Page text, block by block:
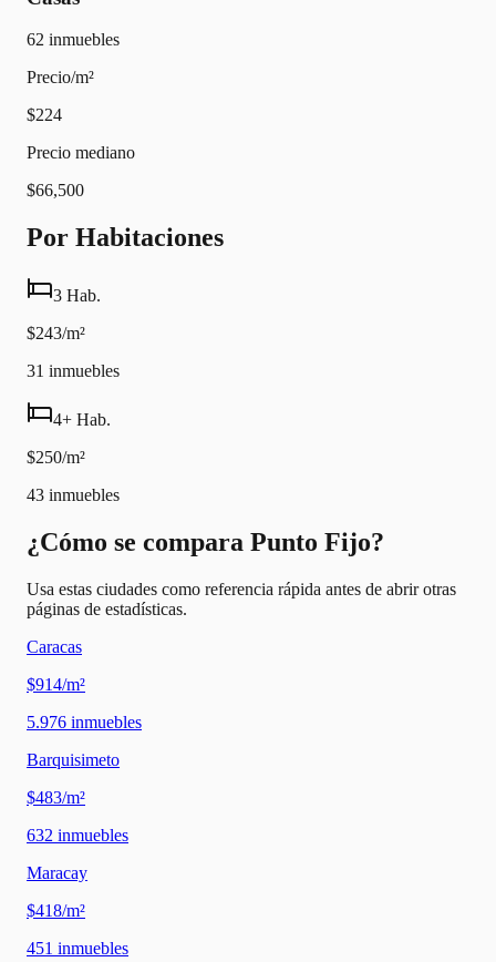
62 inmuebles
Precio/m²
$224
Precio mediano
$66,500
Por Habitaciones
3 Hab.
$243/m²
31 inmuebles
4+ Hab.
$250/m²
43 inmuebles
¿Cómo se compara Punto Fijo?
Usa estas ciudades como referencia rápida antes de abrir otras
páginas de estadísticas.
Caracas
$914/m²
5.976 inmuebles
Barquisimeto
$483/m²
632 inmuebles
Maracay
$418/m²
451 inmuebles